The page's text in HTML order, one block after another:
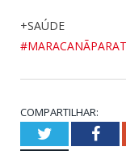
+SAÚDE
COMPARTILHAR:
Twitter